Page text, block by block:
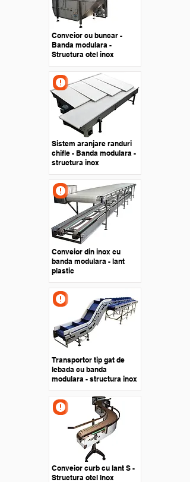
Conveior cu buncar -
Banda modulara -
Structura otel inox
Sistem aranjare randuri
chifle - Banda modulara -
structura inox
Conveior din inox cu
banda modulara - lant
plastic
Transportor tip gat de
lebada cu banda
modulara - structura inox
Conveior curb cu lant S -
Structura otel Inox